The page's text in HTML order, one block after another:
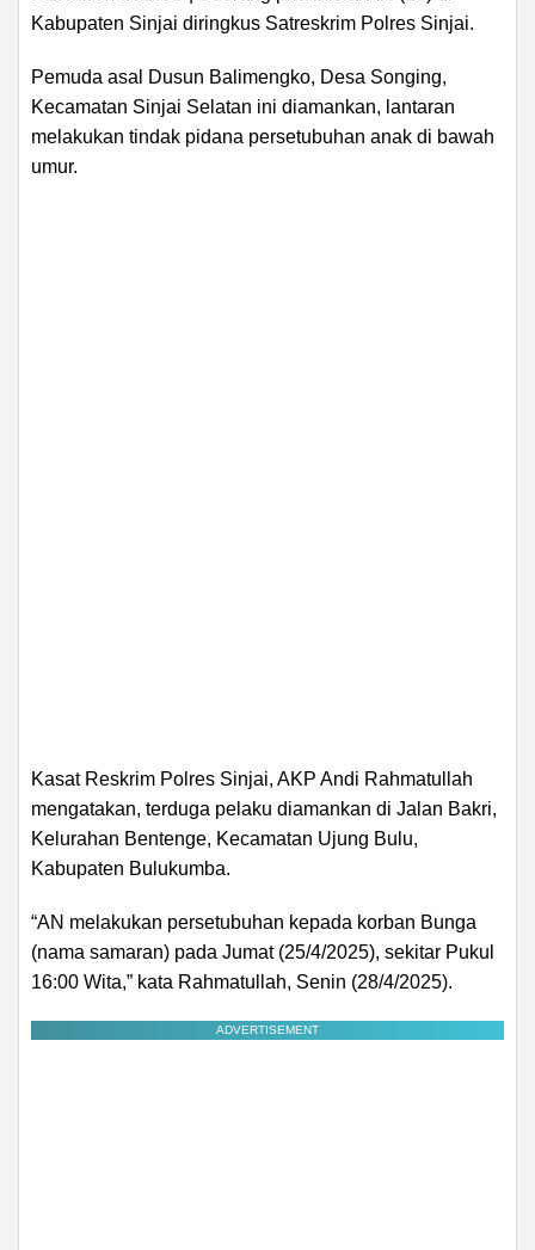
Kabupaten Sinjai diringkus Satreskrim Polres Sinjai.
Pemuda asal Dusun Balimengko, Desa Songing,
Kecamatan Sinjai Selatan ini diamankan, lantaran
melakukan tindak pidana persetubuhan anak di bawah
umur.
Kasat Reskrim Polres Sinjai, AKP Andi Rahmatullah
mengatakan, terduga pelaku diamankan di Jalan Bakri,
Kelurahan Bentenge, Kecamatan Ujung Bulu,
Kabupaten Bulukumba.
“AN melakukan persetubuhan kepada korban Bunga
(nama samaran) pada Jumat (25/4/2025), sekitar Pukul
16:00 Wita,” kata Rahmatullah, Senin (28/4/2025).
ADVERTISEMENT